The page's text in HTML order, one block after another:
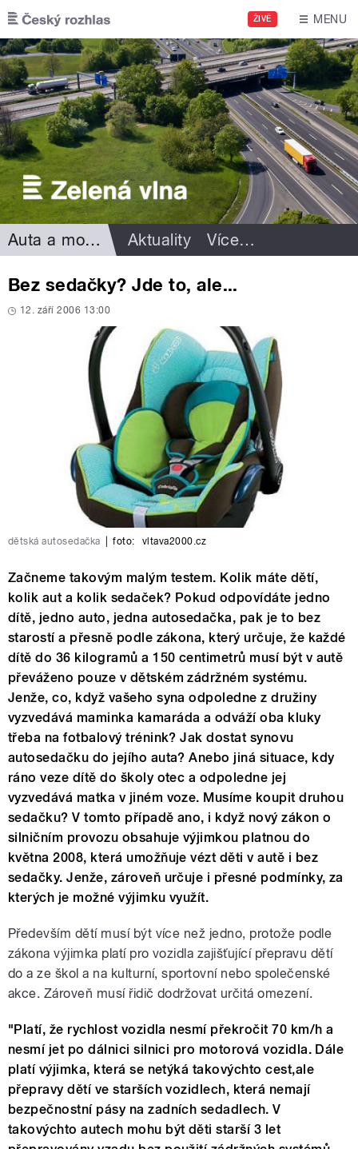
Přejít k hlavnímu obsahu
ŽIVĚ MENU
Auta a motorismus Aktuality Více…
Bez sedačky? Jde to, ale...
12. září 2006 13:00
dětská autosedačka foto: vltava2000.cz
Začneme takovým malým testem. Kolik máte dětí,
kolik aut a kolik sedaček? Pokud odpovídáte jedno
dítě, jedno auto, jedna autosedačka, pak je to bez
starostí a přesně podle zákona, který určuje, že každé
dítě do 36 kilogramů a 150 centimetrů musí být v autě
převáženo pouze v dětském zádržném systému.
Jenže, co, když vašeho syna odpoledne z družiny
vyzvedává maminka kamaráda a odváží oba kluky
třeba na fotbalový trénink? Jak dostat synovu
autosedačku do jejího auta? Anebo jiná situace, kdy
ráno veze dítě do školy otec a odpoledne jej
vyzvedává matka v jiném voze. Musíme koupit druhou
sedačku? V tomto případě ano, i když nový zákon o
silničním provozu obsahuje výjimkou platnou do
května 2008, která umožňuje vézt děti v autě i bez
sedačky. Jenže, zároveň určuje i přesné podmínky, za
kterých je možné výjimku využít.
Především dětí musí být více než jedno, protože podle
zákona výjimka platí pro vozidla zajišťující přepravu dětí
do a ze škol a na kulturní, sportovní nebo společenské
akce. Zároveň musí řidič dodržovat určitá omezení.
"Platí, že rychlost vozidla nesmí překročit 70 km/h a
nesmí jet po dálnici silnici pro motorová vozidla. Dále
platí výjimka, která se netýká takovýchto cest,ale
přepravy dětí ve starších vozidlech, která nemají
bezpečnostní pásy na zadních sedadlech. V
takovýchto autech mohu být děti starší 3 let